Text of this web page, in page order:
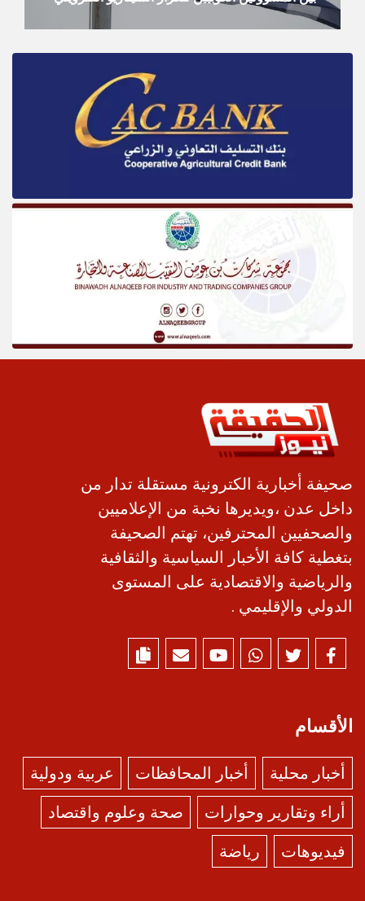
صحيفة أخبارية الكترونية مستقلة تدار من
داخل عدن ،ويديرها نخبة من الإعلاميين
والصحفيين المحترفين، تهتم الصحيفة
بتغطية كافة الأخبار السياسية والثقافية
والرياضية والاقتصادية على المستوى
الدولي والإقليمي .
الأقسام
أخبار محلية أخبار المحافظات
عربية ودولية
أراء وتقارير وحوارات
صحة وعلوم واقتصاد
فيديوهات
رياضة